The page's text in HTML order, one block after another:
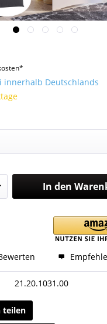
innerhalb Deutschlands
In den
21.20.1031.00
teilen